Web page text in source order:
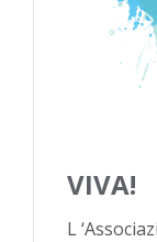
VIVA!
L